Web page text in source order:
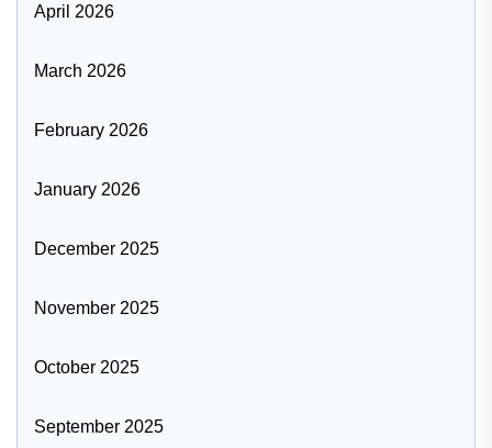
April 2026
March 2026
February 2026
January 2026
December 2025
November 2025
October 2025
September 2025